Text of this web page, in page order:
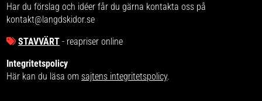
Har du förslag och idéer får du gärna kontakta oss på
kontakt@langdskidor.se
STAVVÄRT - reapriser online
Integritetspolicy
Här kan du läsa om sajtens integritetspolicy.